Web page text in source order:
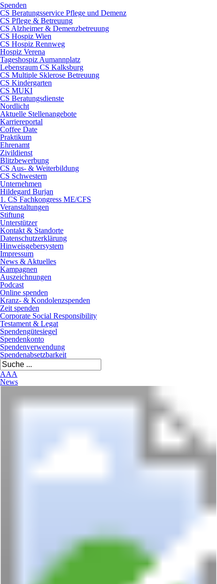
Spenden
CS Beratungsservice Pflege und Demenz
CS Pflege & Betreuung
CS Alzheimer & Demenzbetreuung
CS Hospiz Wien
CS Hospiz Rennweg
Hospiz Verena
Tageshospiz Aumannplatz
Lebensraum CS Kalksburg
CS Multiple Sklerose Betreuung
CS Kindergarten
CS MUKI
CS Beratungsdienste
Nordlicht
Aktuelle Stellenangebote
Karriereportal
Coffee Date
Praktikum
Ehrenamt
Zivildienst
Blitzbewerbung
CS Aus- & Weiterbildung
CS Schwestern
Unternehmen
Hildegard Burjan
1. CS Fachkongress ME/CFS
Veranstaltungen
Stiftung
Unterstützer
Kontakt & Standorte
Datenschutzerklärung
Hinweisgebersystem
Impressum
News & Aktuelles
Kampagnen
Auszeichnungen
Podcast
Online spenden
Kranz- & Kondolenzspenden
Zeit spenden
Corporate Social Responsibility
Testament & Legat
Spendengütesiegel
Spendenkonto
Spendenverwendung
Spendenabsetzbarkeit
AAA
News